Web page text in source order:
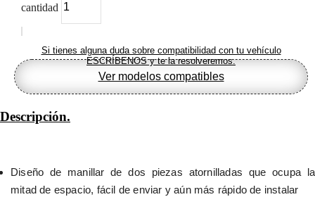
cantidad
Si tienes alguna duda sobre compatibilidad con tu vehículo
ESCRÍBENOS y te la resolveremos.
Ver modelos compatibles
Descripción.
Diseño de manillar de dos piezas atornilladas que ocupa la
mitad de espacio, fácil de enviar y aún más rápido de instalar